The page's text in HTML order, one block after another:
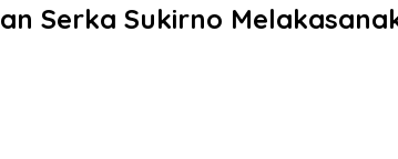
Serka Sukirno